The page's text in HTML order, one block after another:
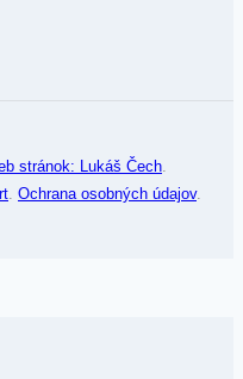
stránok: Lukáš Čech.
. Ochrana osobných údajov.